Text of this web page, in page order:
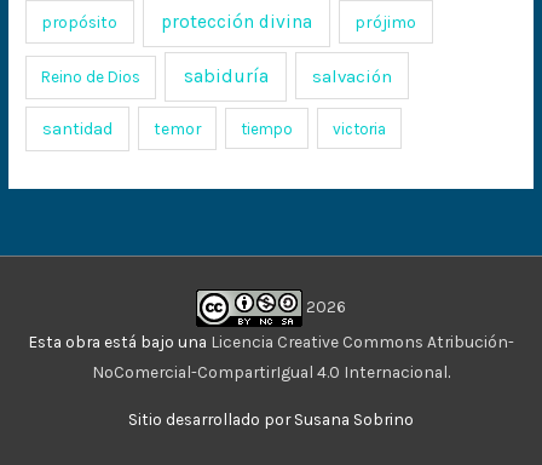
propósito protección divina prójimo
Reino de Dios sabiduría salvación
santidad temor tiempo victoria
2026
Esta obra está bajo una Licencia Creative Commons Atribución-
NoComercial-CompartirIgual 4.0 Internacional.
Sitio desarrollado por Susana Sobrino